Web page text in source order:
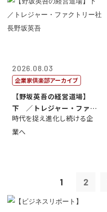
2026.08.03
企業家倶楽部アーカイブ
【野坂英吾の経営道場】
下 ／トレジャー・ファク
トリー社長野坂...
時代を捉え進化し続ける企
業へ
1 2